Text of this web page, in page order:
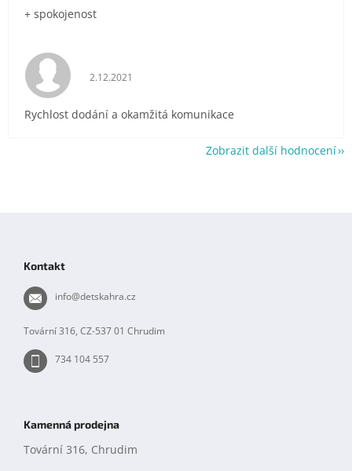
+ spokojenost
Hodnocení obchodu je 5 z 5 hvězdiček.
2.12.2021
Rychlost dodání a okamžitá komunikace
Zobrazit další hodnocení
Kontakt
info@detskahra.cz
Tovární 316, CZ-537 01 Chrudim
734 104 557
Kamenná prodejna
Tovární 316, Chrudim